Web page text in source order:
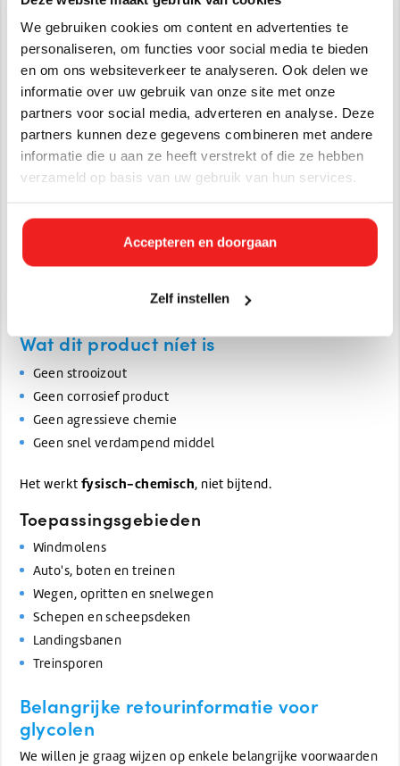
We gebruiken cookies om content en advertenties te
personaliseren, om functies voor social media te bieden
en om ons websiteverkeer te analyseren. Ook delen we
informatie over uw gebruik van onze site met onze
partners voor social media, adverteren en analyse. Deze
partners kunnen deze gegevens combineren met andere
informatie die u aan ze heeft verstrekt of die ze hebben
verzameld op basis van uw gebruik van hun services.
Accepteren en doorgaan
Zelf instellen
Verwijder los sneeuw/ijs mechanisch (schop, bezem).
Breng de-icing vloeistofdirect op het ijsaan.
Laat 1–5 minuten inwerken.
IJs wordt zacht → wegspoelen of wegschuiven.
Indien nodig opnieuw aanbrengen.
Preventief gebruik (anti-icing)
dunne laagaan vóór verwachte ijsvorming.
Vooral effectief op:
Metalen dekken
Veelbelopen delen
Dit voorkomt dat ijs zich vasthecht.
Wat dit product níet is
Geen strooizout
Geen corrosief product
Geen agressieve chemie
Geen snel verdampend middel
Het werkt fysisch-chemisch, niet bijtend.
Toepassingsgebieden
Windmolens
Auto's, boten en treinen
Wegen, opritten en snelwegen
Schepen en scheepsdeken
Landingsbanen
Treinsporen
Belangrijke retourinformatie voor
glycolen
We willen je graag wijzen op enkele belangrijke voorwaarden